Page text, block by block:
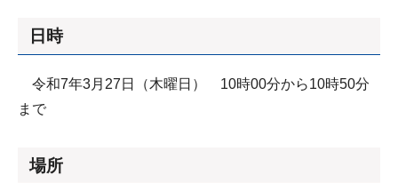
日時
令和7年3月27日（木曜日） 10時00分から10時50分
まで
場所